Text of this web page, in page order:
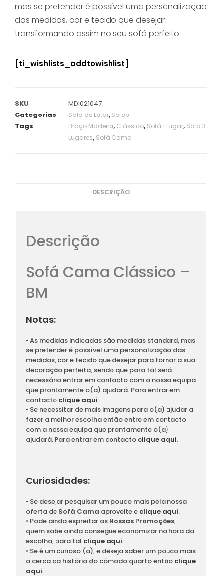
mas se pretenderé possível uma personalização
das medidas, cor e tecido que desejar
transformando assim no seu sofá perfeito.
[ti_wishlists_addtowishlist]
SKU
MDI021047
Categorias
Sala de Estar, Sofás
Tags Braço Madeira, Clássico, Sofá 1 Lugar, Sofá 3
Lugares, Sofá Cama
DESCRIÇÃO
Descrição
Sofá Cama Clássico –
BM
Notas:
• As medidas indicadas são medidas standard, mas
se pretender é possível uma personalização das
medidas, cor e tecido que desejar para tornar a sua
decoração perfeita, sendo que para tal será
necessário entrar em contacto com a nossa equipa
que prontamente o(a) ajudará. Para entrar em
contacto clique aqui.
• Se necessitar de mais imagens para o(a) ajudar a
fazer a melhor escolha então entre em contacto
com a nossa equipa que prontamente o(a)
ajudará. Para entrar em contacto clique aqui.
Curiosidades:
• Se desejar pesquisar um pouco mais pela nossa
oferta de Sofá Cama aproveite e clique aqui.
• Pode ainda espreitar as Nossas Promoções,
quem sabe ainda consegue economizar na hora da
escolha, para tal clique aqui.
• Se é um curioso (a), e deseja saber um pouco mais
a cerca da história do cómodo quarto então clique
aqui.